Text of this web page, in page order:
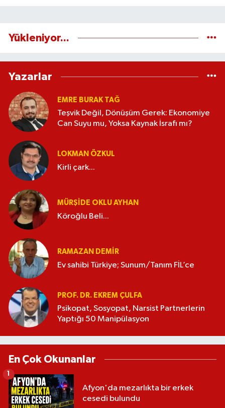
Yükleniyor...
Yazarlar
EMRE BURAK TAĞ
Teşvik Değil, Dönüşüm Gerek: Ekonomiye
Can Suyu mu, Yoksa Kaynak İsrafı mı?
LOKMAN ÖZKUL
Kirli çark...
MÜRŞIDE OKLU AYHAN
Köroğlu Beli...
RAMAZAN DEMİR
Ev sahibi Türkiye; Sunum/Tanım FİL’ce
PROF. DR. EKREM ÇULFA
Psikopat, Sosyopat, Narsist Partnerlerin
Yaptığı 50 Manipülasyon
En Çok Okunanlar
Afyon'da mezarlıkta bir erkek
cesedi bulundu
1